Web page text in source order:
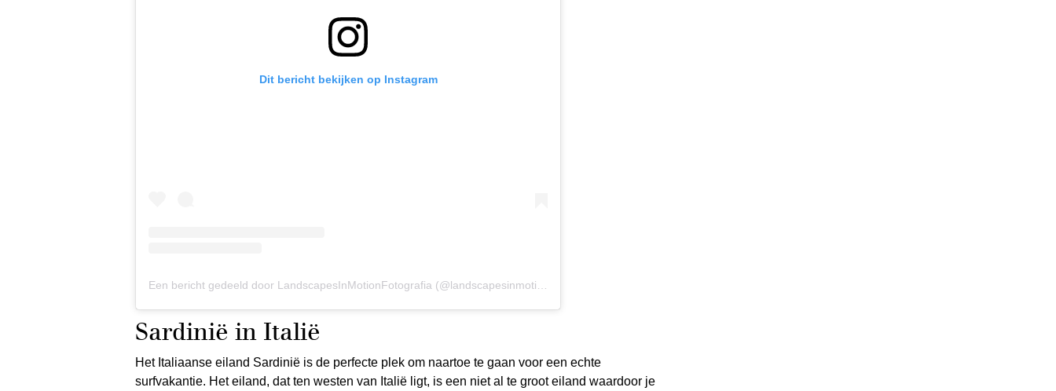
Dit bericht bekijken op Instagram
Sardinië in Italië
Het Italiaanse eiland Sardinië is de perfecte plek om naartoe te gaan voor een echte
surfvakantie. Het eiland, dat ten westen van Italië ligt, is een niet al te groot eiland waardoor je